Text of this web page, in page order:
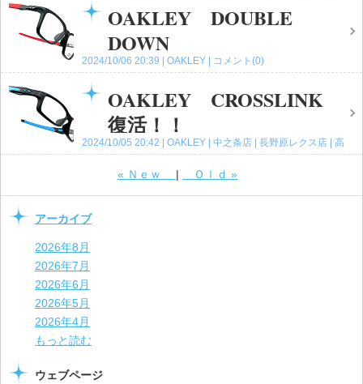
OAKLEY DOUBLE
DOWN
2024/10/06 20:39 OAKLEY コメント(0)
OAKLEY CROSSLINK
復活！！
2024/10/05 20:42 OAKLEY 中之条店 長野原レクス店
高
崎店
コメント(0)
« Ｎｅｗ Ｏｌｄ »
アーカイブ
2026年8月
2026年7月
2026年6月
2026年5月
2026年4月
もっと読む
ウェブページ